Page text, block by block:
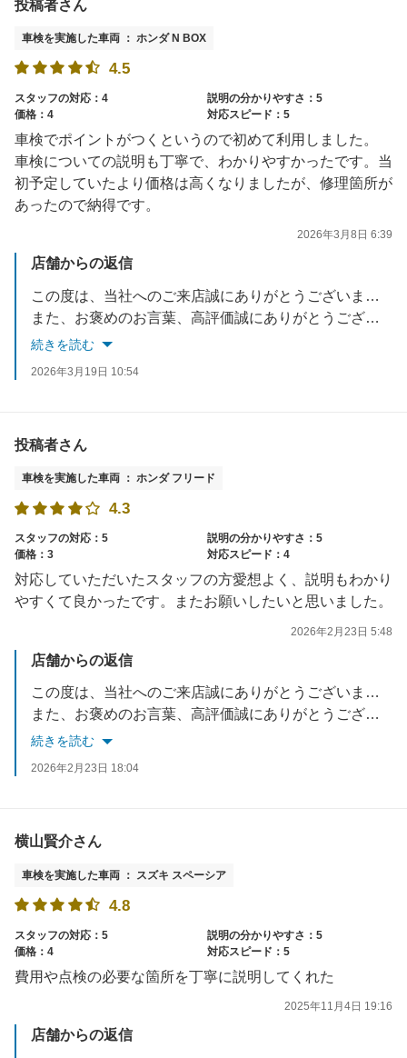
投稿者さん
車検を実施した車両 ： ホンダ N BOX
4.5
スタッフの対応：4
説明の分かりやすさ：5
価格：4
対応スピード：5
車検でポイントがつくというので初めて利用しました。
車検についての説明も丁寧で、わかりやすかったです。当
初予定していたより価格は高くなりましたが、修理箇所が
あったので納得です。
2026年3月8日 6:39
店舗からの返信
この度は、当社へのご来店誠にありがとうございました。
また、お褒めのお言葉、高評価誠にありがとうございます。
続きを読む
2026年3月19日 10:54
投稿者さん
車検を実施した車両 ： ホンダ フリード
4.3
スタッフの対応：5
説明の分かりやすさ：5
価格：3
対応スピード：4
対応していただいたスタッフの方愛想よく、説明もわかり
やすくて良かったです。またお願いしたいと思いました。
2026年2月23日 5:48
店舗からの返信
この度は、当社へのご来店誠にありがとうございました。
また、お褒めのお言葉、高評価誠にありがとうございます。
続きを読む
2026年2月23日 18:04
横山賢介さん
車検を実施した車両 ： スズキ スペーシア
4.8
スタッフの対応：5
説明の分かりやすさ：5
価格：4
対応スピード：5
費用や点検の必要な箇所を丁寧に説明してくれた
2025年11月4日 19:16
店舗からの返信